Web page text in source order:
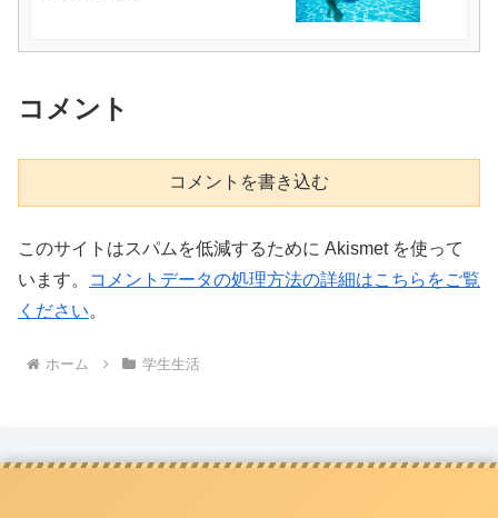
コメント
コメントを書き込む
このサイトはスパムを低減するために Akismet を使って
います。
コメントデータの処理方法の詳細はこちらをご覧
ください。
ホーム 学生生活